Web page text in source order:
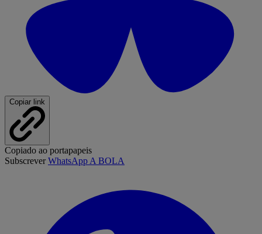
Copiar link
Copiado ao portapapeis
SubscreverWhatsApp A BOLA